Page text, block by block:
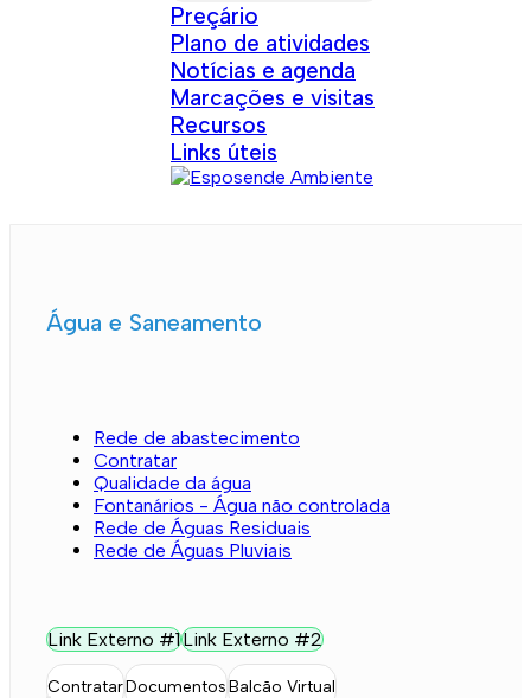
Preçário
Plano de atividades
Notícias e agenda
Marcações e visitas
Recursos
Links úteis
Água e Saneamento
Rede de abastecimento
Contratar
Qualidade da água
Fontanários - Água não controlada
Rede de Águas Residuais
Rede de Águas Pluviais
Link Externo #1Link Externo #2
ContratarDocumentosBalcão Virtual